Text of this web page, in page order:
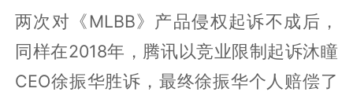
两次对《MLBB》产品侵权起诉不成后，
同样在2018年，腾讯以竞业限制起诉沐瞳
CEO徐振华胜诉，最终徐振华个人赔偿了